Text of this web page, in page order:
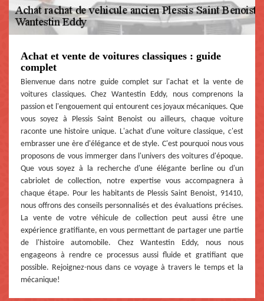
Achat et vente de voitures classiques : guide
complet
Bienvenue dans notre guide complet sur l'achat et la vente de
voitures classiques. Chez Wantestin Eddy, nous comprenons la
passion et l'engouement qui entourent ces joyaux mécaniques. Que
vous soyez à Plessis Saint Benoist ou ailleurs, chaque voiture
raconte une histoire unique. L'achat d'une voiture classique, c'est
embrasser une ère d'élégance et de style. C'est pourquoi nous vous
proposons de vous immerger dans l'univers des voitures d'époque.
Que vous soyez à la recherche d'une élégante berline ou d'un
cabriolet de collection, notre expertise vous accompagnera à
chaque étape. Pour les habitants de Plessis Saint Benoist, 91410,
nous offrons des conseils personnalisés et des évaluations précises.
La vente de votre véhicule de collection peut aussi être une
expérience gratifiante, en vous permettant de partager une partie
de l'histoire automobile. Chez Wantestin Eddy, nous nous
engageons à rendre ce processus aussi fluide et gratifiant que
possible. Rejoignez-nous dans ce voyage à travers le temps et la
mécanique!